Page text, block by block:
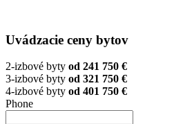
Uvádzacie ceny bytov
2-izbové byty od 241 750 €
3-izbové byty od 321 750 €
4-izbové byty od 401 750 €
Phone